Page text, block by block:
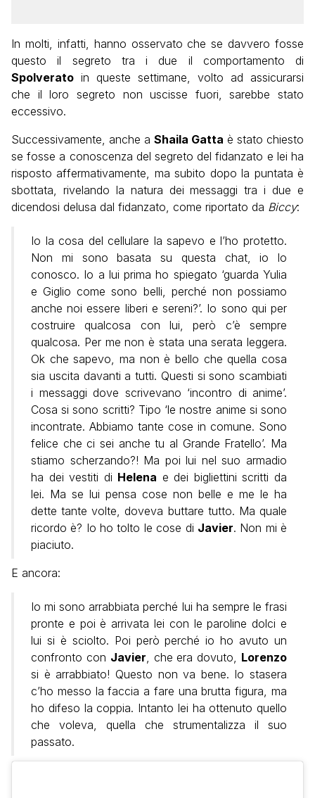
In molti, infatti, hanno osservato che se davvero fosse
questo il segreto tra i due il comportamento di
Spolverato in queste settimane, volto ad assicurarsi
che il loro segreto non uscisse fuori, sarebbe stato
eccessivo.
Successivamente, anche a Shaila Gatta è stato chiesto
se fosse a conoscenza del segreto del fidanzato e lei ha
risposto affermativamente, ma subito dopo la puntata è
sbottata, rivelando la natura dei messaggi tra i due e
dicendosi delusa dal fidanzato, come riportato da Biccy:
Io la cosa del cellulare la sapevo e l’ho protetto.
Non mi sono basata su questa chat, io lo
conosco. Io a lui prima ho spiegato ‘guarda Yulia
e Giglio come sono belli, perché non possiamo
anche noi essere liberi e sereni?’. Io sono qui per
costruire qualcosa con lui, però c’è sempre
qualcosa. Per me non è stata una serata leggera.
Ok che sapevo, ma non è bello che quella cosa
sia uscita davanti a tutti. Questi si sono scambiati
i messaggi dove scrivevano ‘incontro di anime’.
Cosa si sono scritti? Tipo ‘le nostre anime si sono
incontrate. Abbiamo tante cose in comune. Sono
felice che ci sei anche tu al Grande Fratello’. Ma
stiamo scherzando?! Ma poi lui nel suo armadio
ha dei vestiti di Helena e dei bigliettini scritti da
lei. Ma se lui pensa cose non belle e me le ha
dette tante volte, doveva buttare tutto. Ma quale
ricordo è? Io ho tolto le cose di Javier. Non mi è
piaciuto.
E ancora:
Io mi sono arrabbiata perché lui ha sempre le frasi
pronte e poi è arrivata lei con le paroline dolci e
lui si è sciolto. Poi però perché io ho avuto un
confronto con Javier, che era dovuto, Lorenzo
si è arrabbiato! Questo non va bene. Io stasera
c’ho messo la faccia a fare una brutta figura, ma
ho difeso la coppia. Intanto lei ha ottenuto quello
che voleva, quella che strumentalizza il suo
passato.